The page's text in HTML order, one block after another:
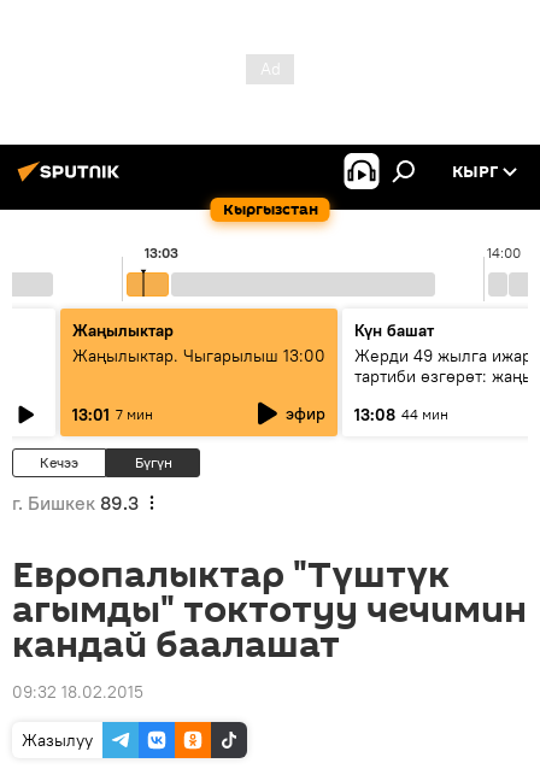
Кыргызстан
КЫРГ
14:00
13:03
Жаңылыктар
Жаңылыктар. Чыгарылыш 13:00
13:01 7 мин эфир
Күн башат
Жерди 49 жылга
тартиби өзгөрөт: жаңы
13:08 44 мин
Кечээ Бүгүн
г. Бишкек 89.3
Европалыктар "Түштүк
агымды" токтотуу чечимин
кандай баалашат
09:32 18.02.2015
Жазылуу